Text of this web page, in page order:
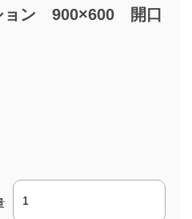
ョン 900×600 開口